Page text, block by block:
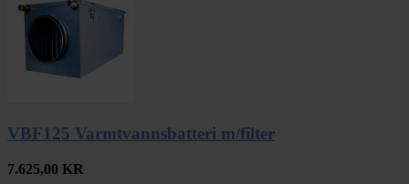
VBF125 Varmtvannsbatteri m/filter
7.625,00 KR